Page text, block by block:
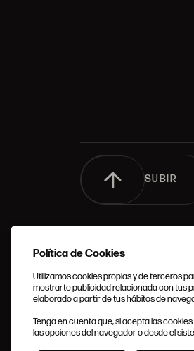
SUBIR
Política de Cookies
Utilizamos cookies propias y de terceros
mostrarte publicidad relacionada con tus
elaborado a partir de tus hábitos de
Tenga en cuenta que, si acepta las
las opciones del navegador o desde el